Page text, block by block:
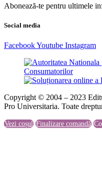
Abonează-te pentru ultimele
Social media
FacebookYoutube Instagram
Copyright © 2004 – 2023
Pro Universitaria. Toate
Vezi coșul Finalizare comandă